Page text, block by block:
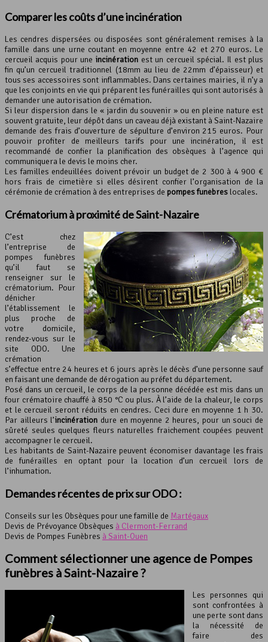
Comparer les coûts d’uneincinération
Les cendres dispersées ou disposées sont généralement remises à la
famille dans une urne coutant en moyenne entre 42 et 270 euros. Le
cercueil acquis pour une incinération est un cercueil spécial. Il est plus
fin qu’un cercueil traditionnel (18mm au lieu de 22mm d’épaisseur) et
tous ses accessoires sont inflammables. Dans certaines mairies, il n’y a
que les conjoints en vie qui préparent les funérailles qui sont autorisés à
demander une autorisation de crémation.
Si leur dispersion dans le « jardin du souvenir » ou en pleine nature est
souvent gratuite, leur dépôt dans un caveau déjà existant à Saint-Nazaire
demande des frais d’ouverture de sépulture d’environ 215 euros. Pour
pouvoir profiter de meilleurs tarifs pour une incinération, il est
recommandé de confier la planification des obsèques à l’agence qui
communiquera le devis le moins cher.
Les familles endeuillées doivent prévoir un budget de 2 300 à 4 900 €
hors frais de cimetière si elles désirent confier l’organisation de la
cérémonie de crémation à des entreprises de pompes funèbres locales.
Crématorium à proximité de Saint-Nazaire
C’est chez
l’entreprise de
pompes funèbres
qu’il faut se
renseigner sur le
crématorium. Pour
dénicher
l’établissement le
plus proche de
votre domicile,
rendez-vous sur le
site ODO. Une
crémation
s’effectue entre 24 heures et 6 jours après le décès d’une personne sauf
en faisant une demande de dérogation au préfet du département.
Posé dans un cercueil, le corps de la personne décédée est mis dans un
four crématoire chauffé à 850 °C ou plus. À l’aide de la chaleur, le corps
et le cercueil seront réduits en cendres. Ceci dure en moyenne 1 h 30.
Par ailleurs l’incinération dure en moyenne 2 heures, pour un souci de
sûreté seules quelques fleurs naturelles fraichement coupées peuvent
accompagner le cercueil.
Les habitants de Saint-Nazaire peuvent économiser davantage les frais
de funérailles en optant pour la location d’un cercueil lors de
l’inhumation.
Demandes récentes de prix sur ODO :
Conseils sur les Obsèques pour une famille de Martégaux
Devis de Prévoyance Obsèques à Clermont-Ferrand
Devis de Pompes Funèbres à Saint-Ouen
Comment sélectionner une agence de Pompes
funèbres à Saint-Nazaire ?
Les personnes qui
sont confrontées à
une perte sont dans
la nécessité de
faire des